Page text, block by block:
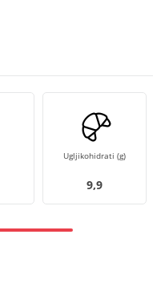
Ugljikohidrati (g)
9,9